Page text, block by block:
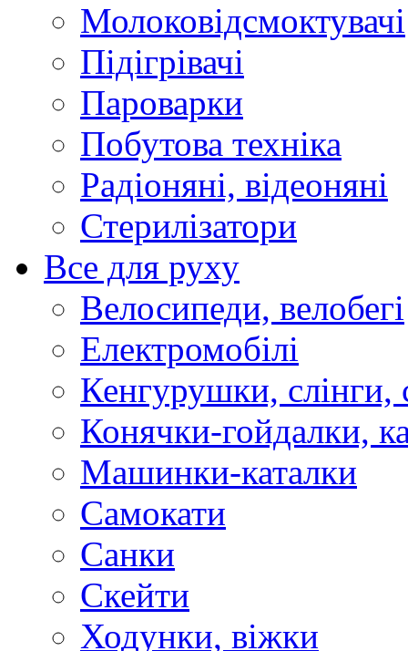
Молоковідсмоктувачі
Підігрівачі
Пароварки
Побутова техніка
Радіоняні, відеоняні
Стерилізатори
Все для руху
Велосипеди, велобегі
Електромобілі
Кенгурушки, слінги,
Конячки-гойдалки,
Машинки-каталки
Самокати
Санки
Скейти
Ходунки, віжки